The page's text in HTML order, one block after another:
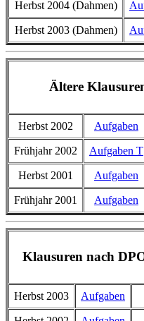
Herbst 2004 (Dahmen)
Herbst 2003 (Dahmen)
Ältere
Herbst 2002 Aufgaben
Frühjahr 2002 Aufgaben T
Herbst 2001 Aufgaben
Frühjahr 2001 Aufgaben
Klausuren nach
Herbst 2003 Aufgaben